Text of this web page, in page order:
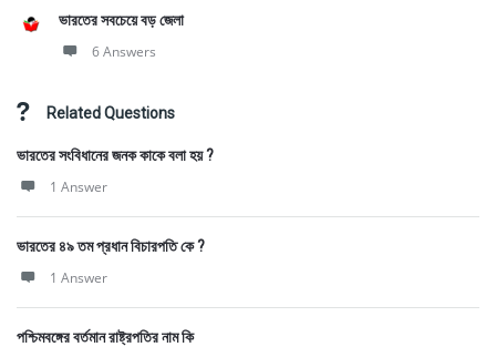
ভারতের সবচেয়ে বড় জেলা
6 Answers
Related Questions
ভারতের সংবিধানের জনক কাকে বলা হয় ?
1 Answer
ভারতের ৪৯ তম প্রধান বিচারপতি কে ?
1 Answer
পশ্চিমবঙ্গের বর্তমান রাষ্ট্রপতির নাম কি